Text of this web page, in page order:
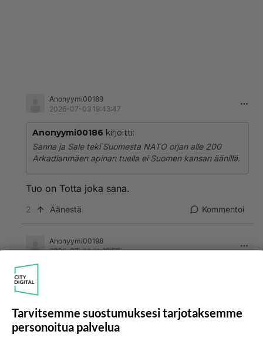
Anonyymi00189
2026-07-03 19:43:47
Anonyymi00186 kirjoitti:
Sanna ja Sale teki Suomesta NATO orjan alle 200
Arkadianmäen apinan tuella ei Suomen kansan äänillä.
Tuo on Totta joka sana.
2 Äänestä Kommentoi
Anonyymi00198
2026-07-03 21:32:52
Sirpalla oli nuorena hyvät pusuhuulet. Nyt
Tarvitsemme suostumuksesi tarjotaksemme
personoitua palvelua